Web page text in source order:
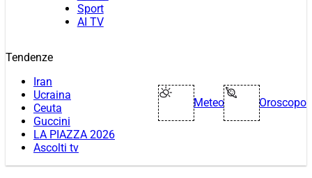
Sport
AI TV
Tendenze
Iran
Ucraina
Ceuta
Guccini
LA PIAZZA 2026
Ascolti tv
Meteo Oroscopo